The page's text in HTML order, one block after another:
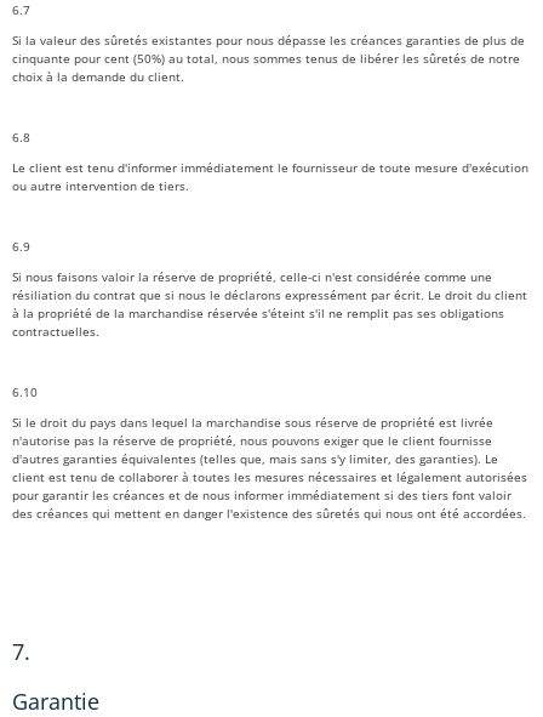
6.7
Si la valeur des sûretés existantes pour nous dépasse les créances garanties de plus de
cinquante pour cent (50%) au total, nous sommes tenus de libérer les sûretés de notre
choix à la demande du client.
6.8
Le client est tenu d'informer immédiatement le fournisseur de toute mesure d'exécution
ou autre intervention de tiers.
6.9
Si nous faisons valoir la réserve de propriété, celle-ci n'est considérée comme une
résiliation du contrat que si nous le déclarons expressément par écrit. Le droit du client
à la propriété de la marchandise réservée s'éteint s'il ne remplit pas ses obligations
contractuelles.
6.10
Si le droit du pays dans lequel la marchandise sous réserve de propriété est livrée
n'autorise pas la réserve de propriété, nous pouvons exiger que le client fournisse
d'autres garanties équivalentes (telles que, mais sans s'y limiter, des garanties). Le
client est tenu de collaborer à toutes les mesures nécessaires et légalement autorisées
pour garantir les créances et de nous informer immédiatement si des tiers font valoir
des créances qui mettent en danger l'existence des sûretés qui nous ont été accordées.
7.
Garantie